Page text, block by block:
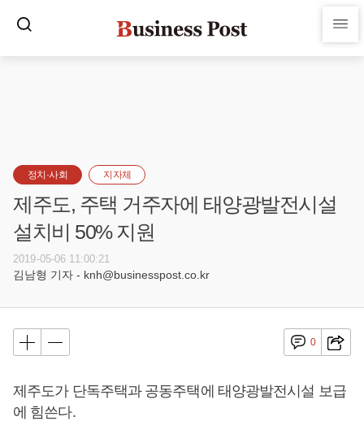
정치·사회 지자체
제주도, 주택 거주자에 태양광발전시설
설치비 50% 지원
2019-05-06 11:00:21
김남형 기자 - knh@businesspost.co.kr
0
제주도가 단독주택과 공동주택에 태양광발전시설 보급
에 힘쓴다.